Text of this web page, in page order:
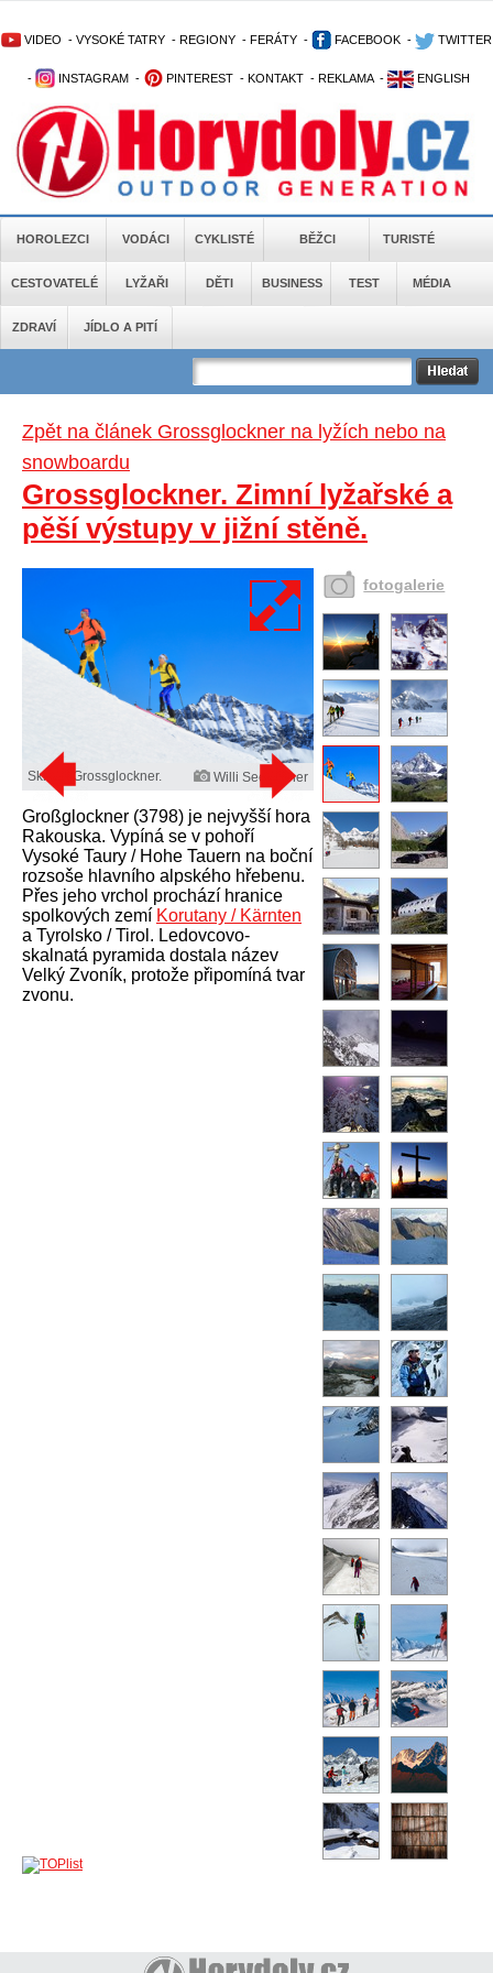
VIDEO - VYSOKÉ TATRY - REGIONY - FERÁTY - FACEBOOK - TWITTER
- INSTAGRAM - PINTEREST - KONTAKT - REKLAMA - ENGLISH
HOROLEZCI VODÁCI CYKLISTÉ BĚŽCI TURISTÉ
CESTOVATELÉ LYŽAŘI DĚTI BUSINESS TEST MÉDIA
ZDRAVÍ JÍDLO A PITÍ
Zpět na článek Grossglockner na lyžích nebo na
snowboardu
Grossglockner. Zimní lyžařské a
pěší výstupy v jižní stěně.
Skitour Grossglockner. Willi Seebacher
Großglockner (3798) je nejvyšší hora
Rakouska. Vypíná se v pohoří
Vysoké Taury / Hohe Tauern na boční
rozsoše hlavního alpského hřebenu.
Přes jeho vrchol prochází hranice
spolkových zemí Korutany / Kärnten
a Tyrolsko / Tirol. Ledovcovo-
skalnatá pyramida dostala název
Velký Zvoník, protože připomíná tvar
zvonu.
fotogalerie